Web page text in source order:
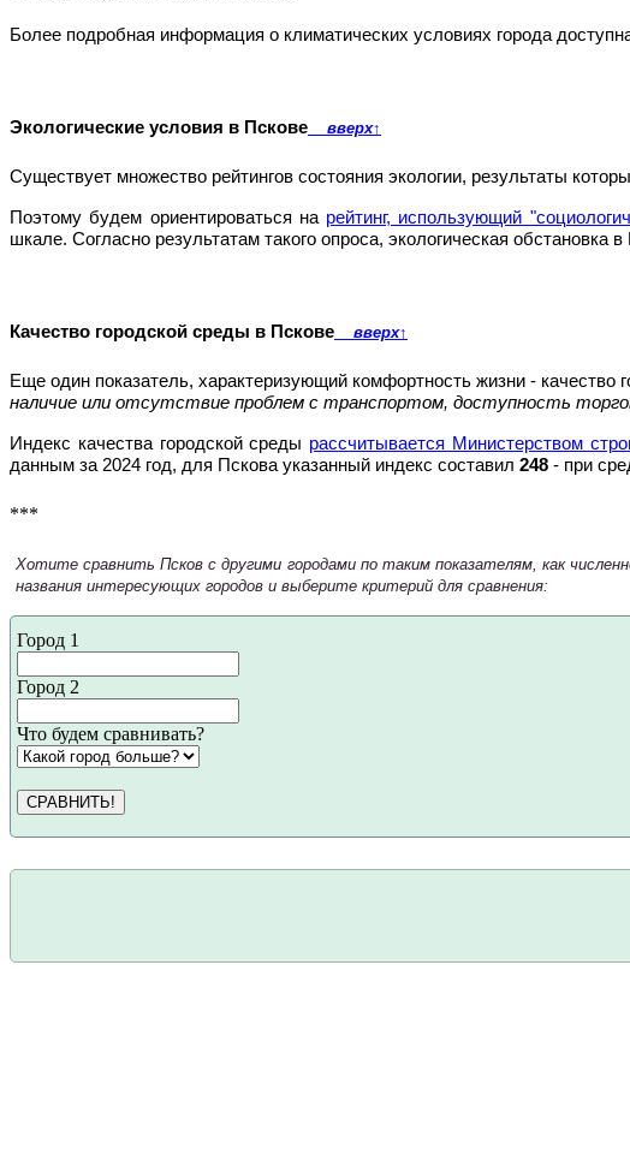
Более подробная информация о климатических условиях города
Экологические условия в Пскове вверх↑
Существует множество рейтингов состояния экологии, результаты
Поэтому будем ориентироваться на рейтинг, использующий
шкале. Согласно результатам такого опроса, экологическая обстановка
Качество городской среды в Пскове вверх↑
Еще один показатель, характеризующий комфортность жизни -
наличие или отсутствие проблем с транспортом, доступность
Индекс качества городской среды рассчитывается Министерством
данным за 2024 год, для Пскова указанный индекс составил 248 - при
***
Хотите сравнить Псков с другими городами по таким показателям, как
названия интересующих городов и выберите критерий для сравнения:
Город 1
Город 2
Что будем сравнивать?
СРАВНИТЬ!